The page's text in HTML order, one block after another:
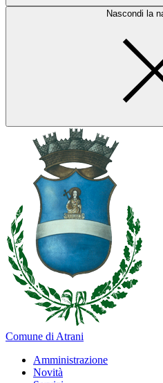
Nascondi la
Comune di Atrani
Amministrazione
Novità